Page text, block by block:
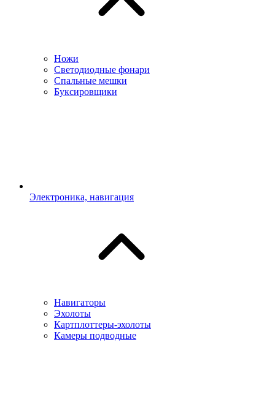
Ножи
Светодиодные фонари
Спальные мешки
Буксировщики
Электроника, навигация
Навигаторы
Эхолоты
Картплоттеры-эхолоты
Камеры подводные